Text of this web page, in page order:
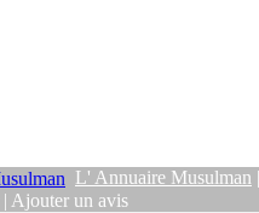
L' Annuaire Musulman
| Ajouter un avis